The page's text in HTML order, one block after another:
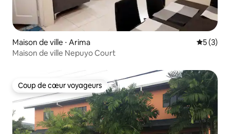
Maison de ville ⋅ Arima
5 (3)
Maison de ville Nepuyo Court
Coup de cœur voyageurs
Coup de cœur voyageurs